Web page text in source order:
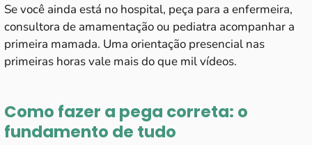
Se você ainda está no hospital, peça para a enfermeira,
consultora de amamentação ou pediatra acompanhar a
primeira mamada. Uma orientação presencial nas
primeiras horas vale mais do que mil vídeos.
Como fazer a pega correta: o
fundamento de tudo